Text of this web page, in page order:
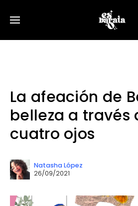
La afeación de
belleza a través
cuatro ojos
Natasha López
26/09/2021